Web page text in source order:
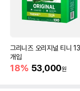
그리니즈 오리지널 티니
개입
18% 53,000원